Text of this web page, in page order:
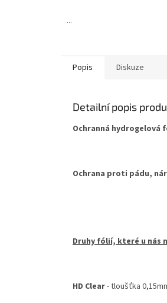
...
Popis Diskuze
Detailní popis
Ochranná hydrogelová
Ochrana proti pádu,
Druhy fólií, které u nás
HD Clear- tloušťka